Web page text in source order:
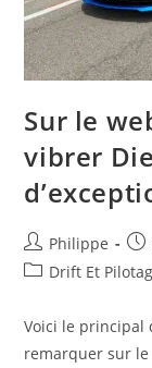
Sur le
vibrer
Auteur/autrice
de
Philippe
PostDrift Et
Voici le principal
remarquer sur le